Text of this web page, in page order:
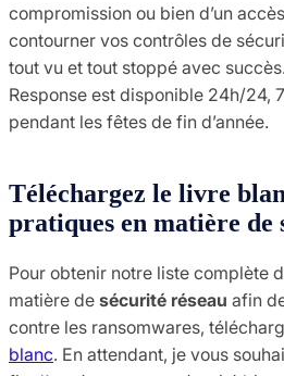
compromission ou bien d’un
contourner vos contrôles de
tout vu et tout stoppé avec
Response est disponible 24h/24,
pendant les fêtes de fin d’année.
Téléchargez le livre
pratiques en matière de
Pour obtenir notre liste complète
matière de sécurité réseau afin
contre les ransomwares,
blanc. En attendant, je vous